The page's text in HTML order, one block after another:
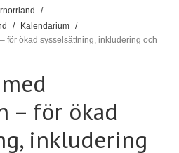
Kalendarium
för ökad sysselsättning, inkludering och
– för ökad
inkludering